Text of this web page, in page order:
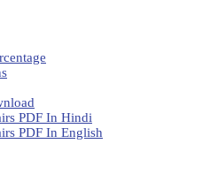
PDF In Hindi
PDF In English